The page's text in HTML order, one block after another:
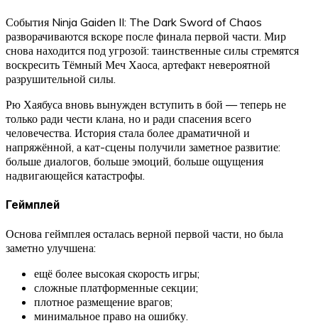
События Ninja Gaiden II: The Dark Sword of Chaos
разворачиваются вскоре после финала первой части. Мир
снова находится под угрозой: таинственные силы стремятся
воскресить Тёмный Меч Хаоса, артефакт невероятной
разрушительной силы.
Рю Хаябуса вновь вынужден вступить в бой — теперь не
только ради чести клана, но и ради спасения всего
человечества. История стала более драматичной и
напряжённой, а кат-сцены получили заметное развитие:
больше диалогов, больше эмоций, больше ощущения
надвигающейся катастрофы.
Геймплей
Основа геймплея осталась верной первой части, но была
заметно улучшена:
ещё более высокая скорость игры;
сложные платформенные секции;
плотное размещение врагов;
минимальное право на ошибку.